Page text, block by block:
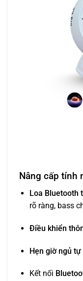
Nâng cấp tính
Loa Bluetooth
rõ ràng, bass
Điều khiển
Hẹn giờ ngủ
Kết nối